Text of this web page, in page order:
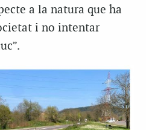
a la natura que ha
i no intentar